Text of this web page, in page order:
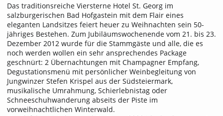
Das traditionsreiche Viersterne Hotel St. Georg im
salzburgerischen Bad Hofgastein mit dem Flair eines
eleganten Landsitzes feiert heuer zu Weihnachten sein 50-
jähriges Bestehen. Zum Jubiläumswochenende vom 21. bis 23.
Dezember 2012 wurde für die Stammgäste und alle, die es
noch werden wollen ein sehr ansprechendes Package
geschnürt: 2 Übernachtungen mit Champagner Empfang,
Degustationsmenü mit persönlicher Weinbegleitung von
Jungwinzer Stefen Krispel aus der Südsteiermark,
musikalische Umrahmung, Schierlebnistag oder
Schneeschuhwanderung abseits der Piste im
vorweihnachtlichen Winterwald.